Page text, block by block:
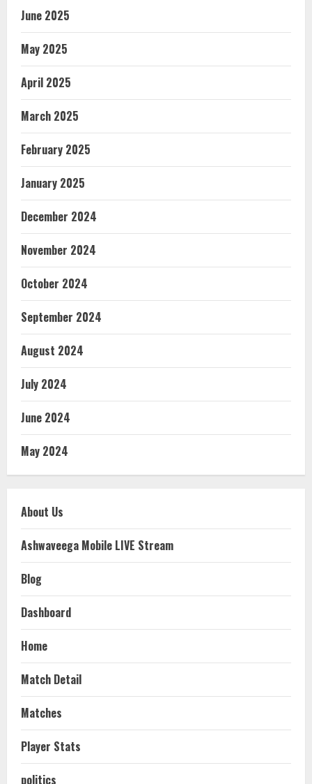
June 2025
May 2025
April 2025
March 2025
February 2025
January 2025
December 2024
November 2024
October 2024
September 2024
August 2024
July 2024
June 2024
May 2024
About Us
Ashwaveega Mobile LIVE Stream
Blog
Dashboard
Home
Match Detail
Matches
Player Stats
politics